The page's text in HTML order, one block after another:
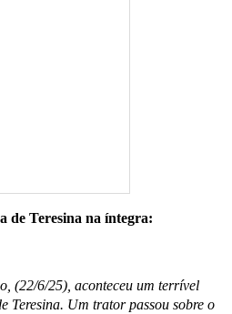
de Teresina na íntegra:
(22/6/25), aconteceu um terrível
Teresina. Um trator passou sobre o